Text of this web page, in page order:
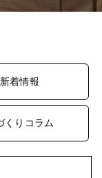
新着情報
くりコラム